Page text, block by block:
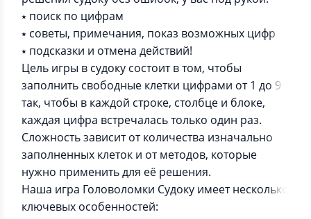
⭑ поиск по цифрам
⭑ советы, примечания, показ возможных цифр
⭑ подсказки и отмена действий!
Цель игры в судоку состоит в том, чтобы
заполнить свободные клетки цифрами от 1 до 9
так, чтобы в каждой строке, столбце и блоке,
каждая цифра встречалась только один раз.
Сложность зависит от количества изначально
заполненных клеток и от методов, которые
нужно применить для её решения.
Наша игра Головоломки Судоку имеет несколько
ключевых особенностей: